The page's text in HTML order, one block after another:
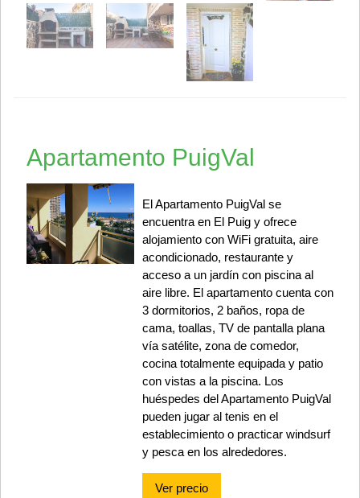
Apartamento PuigVal
El Apartamento PuigVal se
encuentra en El Puig y ofrece
alojamiento con WiFi gratuita, aire
acondicionado, restaurante y
acceso a un jardín con piscina al
aire libre. El apartamento cuenta con
3 dormitorios, 2 baños, ropa de
cama, toallas, TV de pantalla plana
vía satélite, zona de comedor,
cocina totalmente equipada y patio
con vistas a la piscina. Los
huéspedes del Apartamento PuigVal
pueden jugar al tenis en el
establecimiento o practicar windsurf
y pesca en los alrededores.
Ver precio